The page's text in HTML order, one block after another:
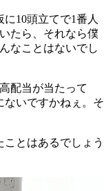
10頭立てで1番人
たら、それなら僕
なことはないでし
配当が当たって
ないですかねぇ。そ
とはあるでしょう